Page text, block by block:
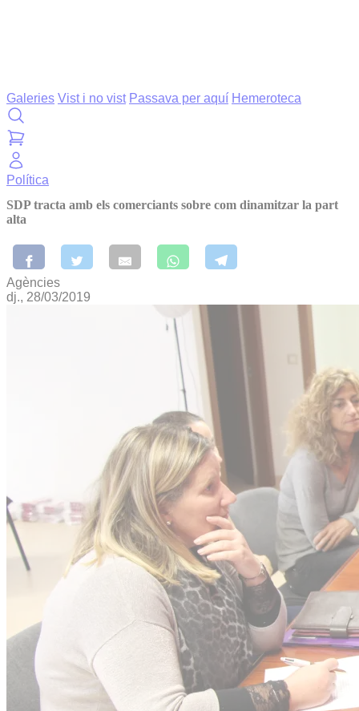
Galeries Vist i no vist Passava per aquí Hemeroteca
Política
SDP tracta amb els comerciants sobre com dinamitzar la part
alta
Agències
dj., 28/03/2019